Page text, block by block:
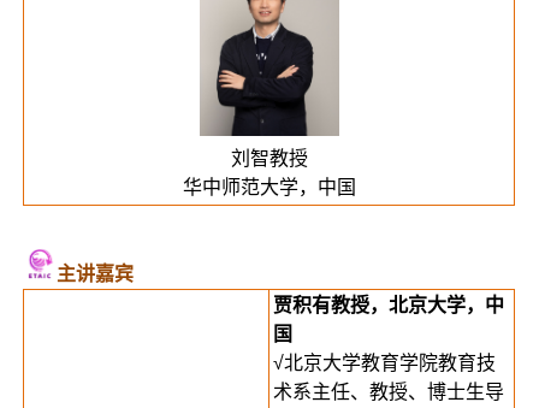
刘智教授
华中师范大学，中国
主讲嘉宾
贾积有教授，北京大学，中
国
√北京大学教育学院教育技
术系主任、教授、博士生导